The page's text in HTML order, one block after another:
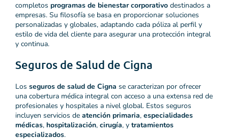
completos programas de bienestar corporativo destinados a
empresas. Su filosofía se basa en proporcionar soluciones
personalizadas y globales, adaptando cada póliza al perfil y
estilo de vida del cliente para asegurar una protección integral
y continua.
Seguros de Salud de Cigna
Los seguros de salud de Cigna se caracterizan por ofrecer
una cobertura médica integral con acceso a una extensa red de
profesionales y hospitales a nivel global. Estos seguros
incluyen servicios de atención primaria, especialidades
médicas, hospitalización, cirugía, y tratamientos
especializados.